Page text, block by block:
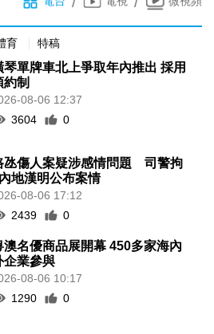
育 特稿
琴單牌車北上爭取年內推出 採用
約制
08-06 12:37
3604
0
氹傷人案疑涉感情問題 司警拘
地漢明公布案情
08-06 17:12
2439
0
澳名優商品展開幕 450多家海內
企業參與
08-06 10:17
1290
0